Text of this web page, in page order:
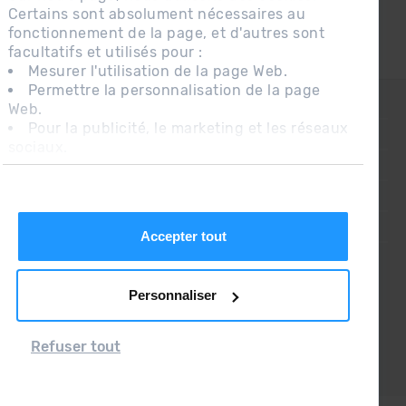
Certains sont absolument nécessaires au
fonctionnement de la page, et d'autres sont
facultatifs et utilisés pour :
Mesurer l'utilisation de la page Web.
Permettre la personnalisation de la page
Web.
Pour la publicité, le marketing et les réseaux
En cliquant sur « Accepter tout », vous
Accepter tout
Personnaliser
Refuser tout
CONTACT
AVIS LÉGAL